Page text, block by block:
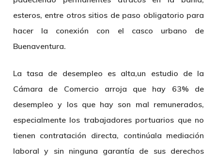
esteros, entre otros sitios de paso obligatorio para
hacer la conexión con el casco urbano de
Buenaventura.
La tasa de desempleo es alta,un estudio de la
Cámara de Comercio arroja que hay 63% de
desempleo y los que hay son mal remunerados,
especialmente los trabajadores portuarios que no
tienen contratación directa, continúala mediación
laboral y sin ninguna garantía de sus derechos